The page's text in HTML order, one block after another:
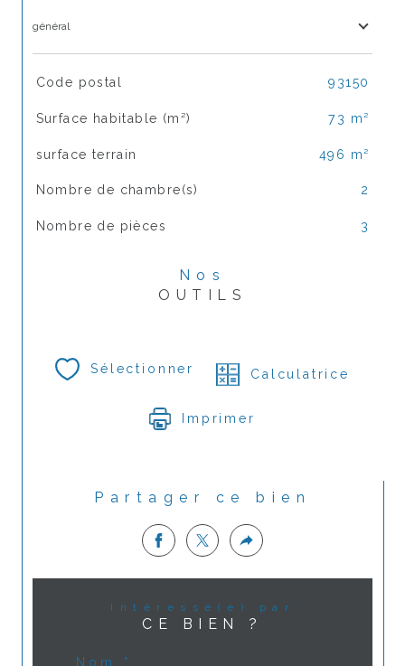
général
TRAD_SIROCCO_Caracteristique
Code postal 93150
Surface habitable (m²) 73 m²
surface terrain 496 m²
Nombre de chambre(s) 2
Nombre de pièces 3
Nos
OUTILS
Sélectionner Calculatrice
Imprimer
Partager ce bien
Intéressé(e) par
CE BIEN ?
Nom *